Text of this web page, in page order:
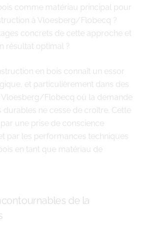
comme matériau principal pour
à Vloesberg/Flobecq ?
concrets de cette approche et
résultat optimal ?
en bois connaît un essor
et particulièrement dans des
Flobecq où la demande
ne cesse de croître. Cette
une prise de conscience
par les performances techniques
en tant que matériau de
de la